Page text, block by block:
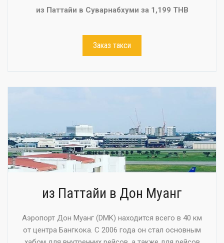
из Паттайи в Суварнабхуми за 1,199 THB
Заказ такси
из Паттайи в Дон Муанг
Аэропорт Дон Муанг (DMK) находится всего в 40 км
от центра Бангкока. С 2006 года он стал основным